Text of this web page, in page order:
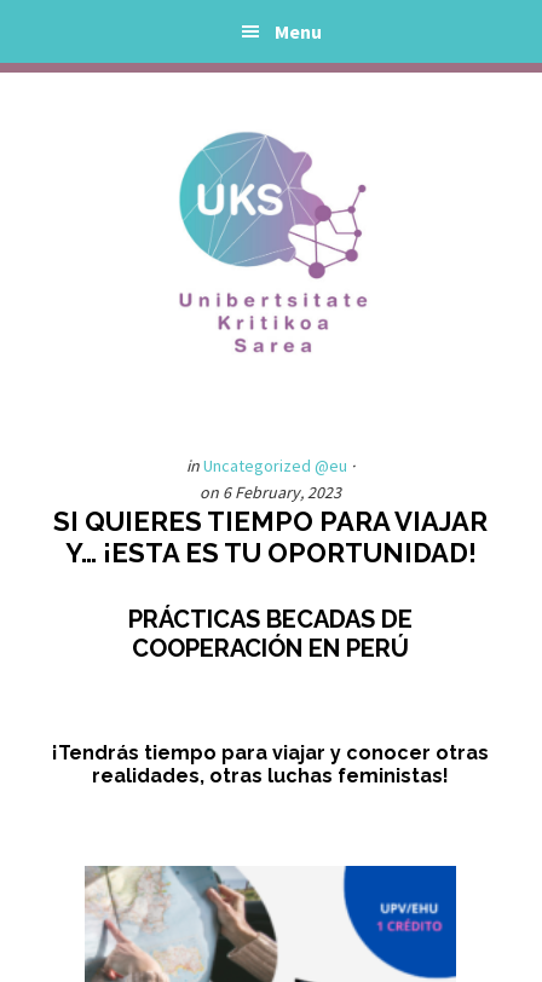
Menu
inUncategorized @eu ·
on 6 February, 2023
SI QUIERES TIEMPO PARA VIAJAR
Y… ¡ESTA ES TU OPORTUNIDAD!
PRÁCTICAS BECADAS DE
COOPERACIÓN EN PERÚ
¡Tendrás tiempo para viajar y conocer otras
realidades, otras luchas feministas!